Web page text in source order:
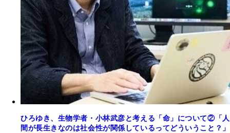
ひろゆき、生物学者・小林武彦と考える「命」について②「人
間が長生きなのは社会性が関係しているってどういうこと？」